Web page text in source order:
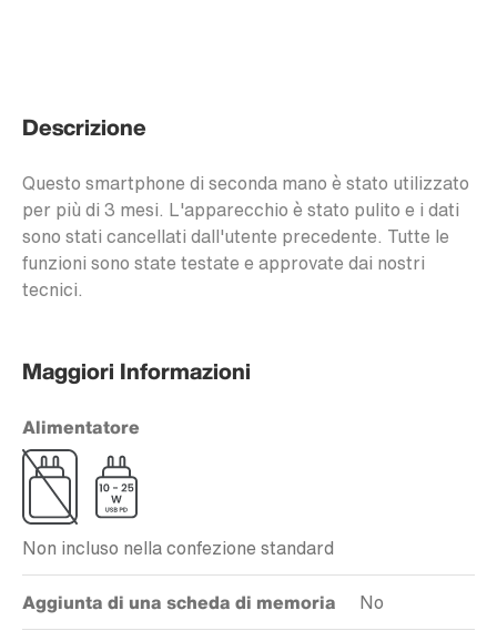
Descrizione
Questo smartphone di seconda mano è stato utilizzato
per più di 3 mesi. L'apparecchio è stato pulito e i dati
sono stati cancellati dall'utente precedente. Tutte le
funzioni sono state testate e approvate dai nostri
tecnici.
Maggiori Informazioni
Alimentatore
Non incluso nella confezione standard
Aggiunta di una scheda di memoria No